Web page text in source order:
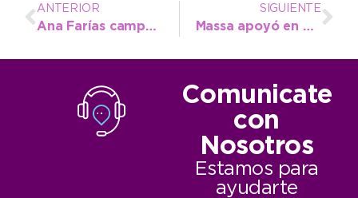
ANTERIOR
Ana Farías campeona nacional Sub 23, sigue haciendo historia
SIGUIENTE
Massa apoyó en Necochea la gestión de Facundo López
Comunicate
con
Nosotros
Estamos para
ayudarte